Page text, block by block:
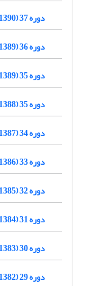
دوره 37 (1390)
دوره 36 (1389)
دوره 35 (1389)
دوره 35 (1388)
دوره 34 (1387)
دوره 33 (1386)
دوره 32 (1385)
دوره 31 (1384)
دوره 30 (1383)
دوره 29 (1382)